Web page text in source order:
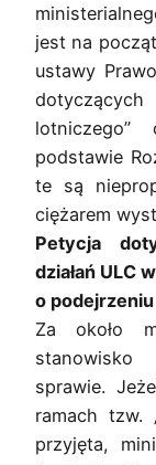
jest na
ustawy
podstawie
te są
ciężarem
Petycja
działań ULC
o
Za około
sprawie.
ramach tzw.
przyjęta,